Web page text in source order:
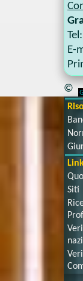
Tel:
E-
©
Siti